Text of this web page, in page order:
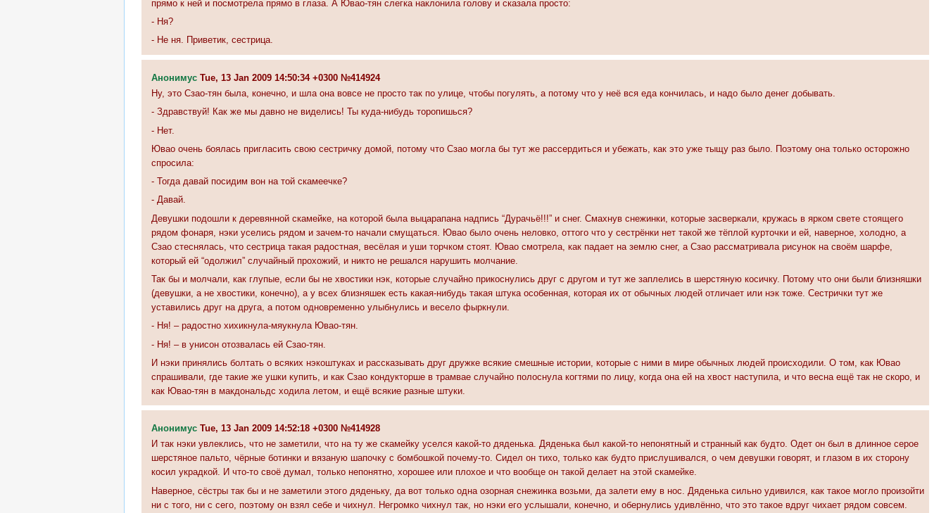
прямо к ней и посмотрела прямо в глаза. А Ювао-тян слегка наклонила голову и сказала просто:
- Ня?
- Не ня. Приветик, сестрица.
Анонимус Tue, 13 Jan 2009 14:50:34 +0300 №414924
Ну, это Сзао-тян была, конечно, и шла она вовсе не просто так по улице, чтобы погулять, а потому что у неё вся еда кончилась, и надо было денег добывать.
- Здравствуй! Как же мы давно не виделись! Ты куда-нибудь торопишься?
- Нет.
Ювао очень боялась пригласить свою сестричку домой, потому что Сзао могла бы тут же рассердиться и убежать, как это уже тыщу раз было. Поэтому она только осторожно
спросила:
- Тогда давай посидим вон на той скамеечке?
- Давай.
Девушки подошли к деревянной скамейке, на которой была выцарапана надпись “Дурачьё!!!” и снег. Смахнув снежинки, которые засверкали, кружась в ярком свете стоящего
рядом фонаря, нэки уселись рядом и зачем-то начали смущаться. Ювао было очень неловко, оттого что у сестрёнки нет такой же тёплой курточки и ей, наверное, холодно, а
Сзао стеснялась, что сестрица такая радостная, весёлая и уши торчком стоят. Ювао смотрела, как падает на землю снег, а Сзао рассматривала рисунок на своём шарфе,
который ей “одолжил” случайный прохожий, и никто не решался нарушить молчание.
Так бы и молчали, как глупые, если бы не хвостики нэк, которые случайно прикоснулись друг с другом и тут же заплелись в шерстяную косичку. Потому что они были близняшки
(девушки, а не хвостики, конечно), а у всех близняшек есть какая-нибудь такая штука особенная, которая их от обычных людей отличает или нэк тоже. Сестрички тут же
уставились друг на друга, а потом одновременно улыбнулись и весело фыркнули.
- Ня! – радостно хихикнула-мяукнула Ювао-тян.
- Ня! – в унисон отозвалась ей Сзао-тян.
И нэки принялись болтать о всяких нэкоштуках и рассказывать друг дружке всякие смешные истории, которые с ними в мире обычных людей происходили. О том, как Ювао
спрашивали, где такие же ушки купить, и как Сзао кондукторше в трамвае случайно полоснула когтями по лицу, когда она ей на хвост наступила, и что весна ещё так не скоро, и
как Ювао-тян в макдональдс ходила летом, и ещё всякие разные штуки.
Анонимус Tue, 13 Jan 2009 14:52:18 +0300 №414928
И так нэки увлеклись, что не заметили, что на ту же скамейку уселся какой-то дяденька. Дяденька был какой-то непонятный и странный как будто. Одет он был в длинное серое
шерстяное пальто, чёрные ботинки и вязаную шапочку с бомбошкой почему-то. Сидел он тихо, только как будто прислушивался, о чем девушки говорят, и глазом в их сторону
косил украдкой. И что-то своё думал, только непонятно, хорошее или плохое и что вообще он такой делает на этой скамейке.
Наверное, сёстры так бы и не заметили этого дяденьку, да вот только одна озорная снежинка возьми, да залети ему в нос. Дяденька сильно удивился, как такое могло произойти
ни с того, ни с сего, поэтому он взял себе и чихнул. Негромко чихнул так, но нэки его услышали, конечно, и обернулись удивлённо, что это такое вдруг чихает рядом совсем.